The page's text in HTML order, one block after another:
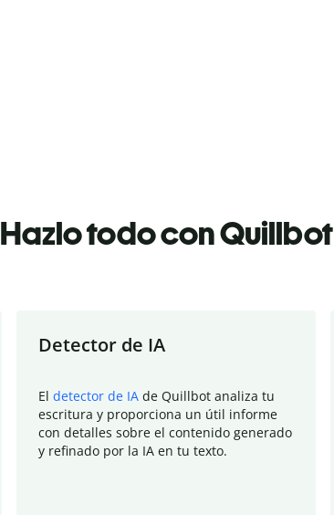
Hazlo todo con Quillbot
Detector de IA
El detector de IA de Quillbot analiza tu
escritura y proporciona un útil informe
con detalles sobre el contenido generado
y refinado por la IA en tu texto.